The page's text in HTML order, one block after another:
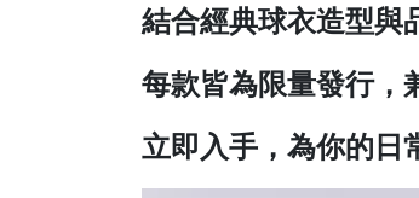
結合經典球衣造型與
每款皆為限量發行，
立即入手，為你的日